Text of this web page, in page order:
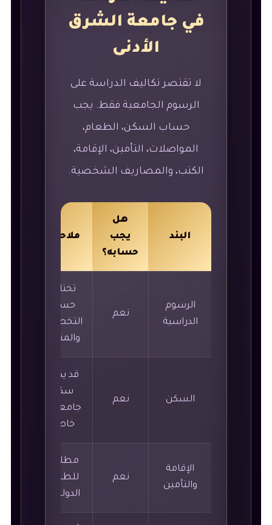
في جامعة الشرق
الأدنى
لا تقتصر تكاليف الدراسة على
الرسوم الجامعية فقط. يجب
حساب السكن، الطعام،
المواصلات، التأمين، الإقامة،
الكتب، والمصاريف الشخصية.
البند
هل
يجب
حسابه؟
ملاحظة
الرسوم
الدراسية
نعم
تختلف
حسب
التخصص
والمنحة.
السكن نعم
قد يكون
سكن
جامعي أو
خاص.
الإقامة
والتأمين
نعم
مطلوبة
للطلاب
الدوليين.